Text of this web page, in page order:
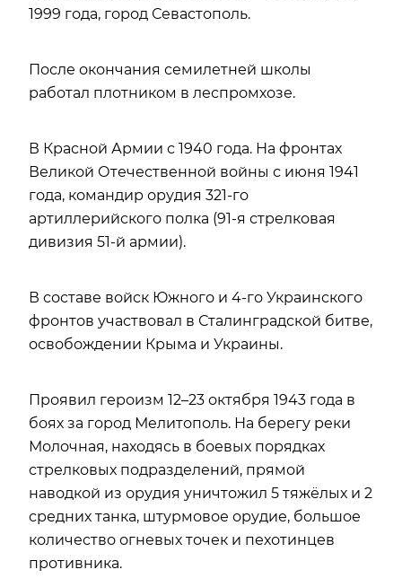
1999 года, город Севастополь.
После окончания семилетней школы
работал плотником в леспромхозе.
В Красной Армии с 1940 года. На фронтах
Великой Отечественной войны с июня 1941
года, командир орудия 321-го
артиллерийского полка (91-я стрелковая
дивизия 51-й армии).
В составе войск Южного и 4-го Украинского
фронтов участвовал в Сталинградской битве,
освобождении Крыма и Украины.
Проявил героизм 12–23 октября 1943 года в
боях за город Мелитополь. На берегу реки
Молочная, находясь в боевых порядках
стрелковых подразделений, прямой
наводкой из орудия уничтожил 5 тяжёлых и 2
средних танка, штурмовое орудие, большое
количество огневых точек и пехотинцев
противника.